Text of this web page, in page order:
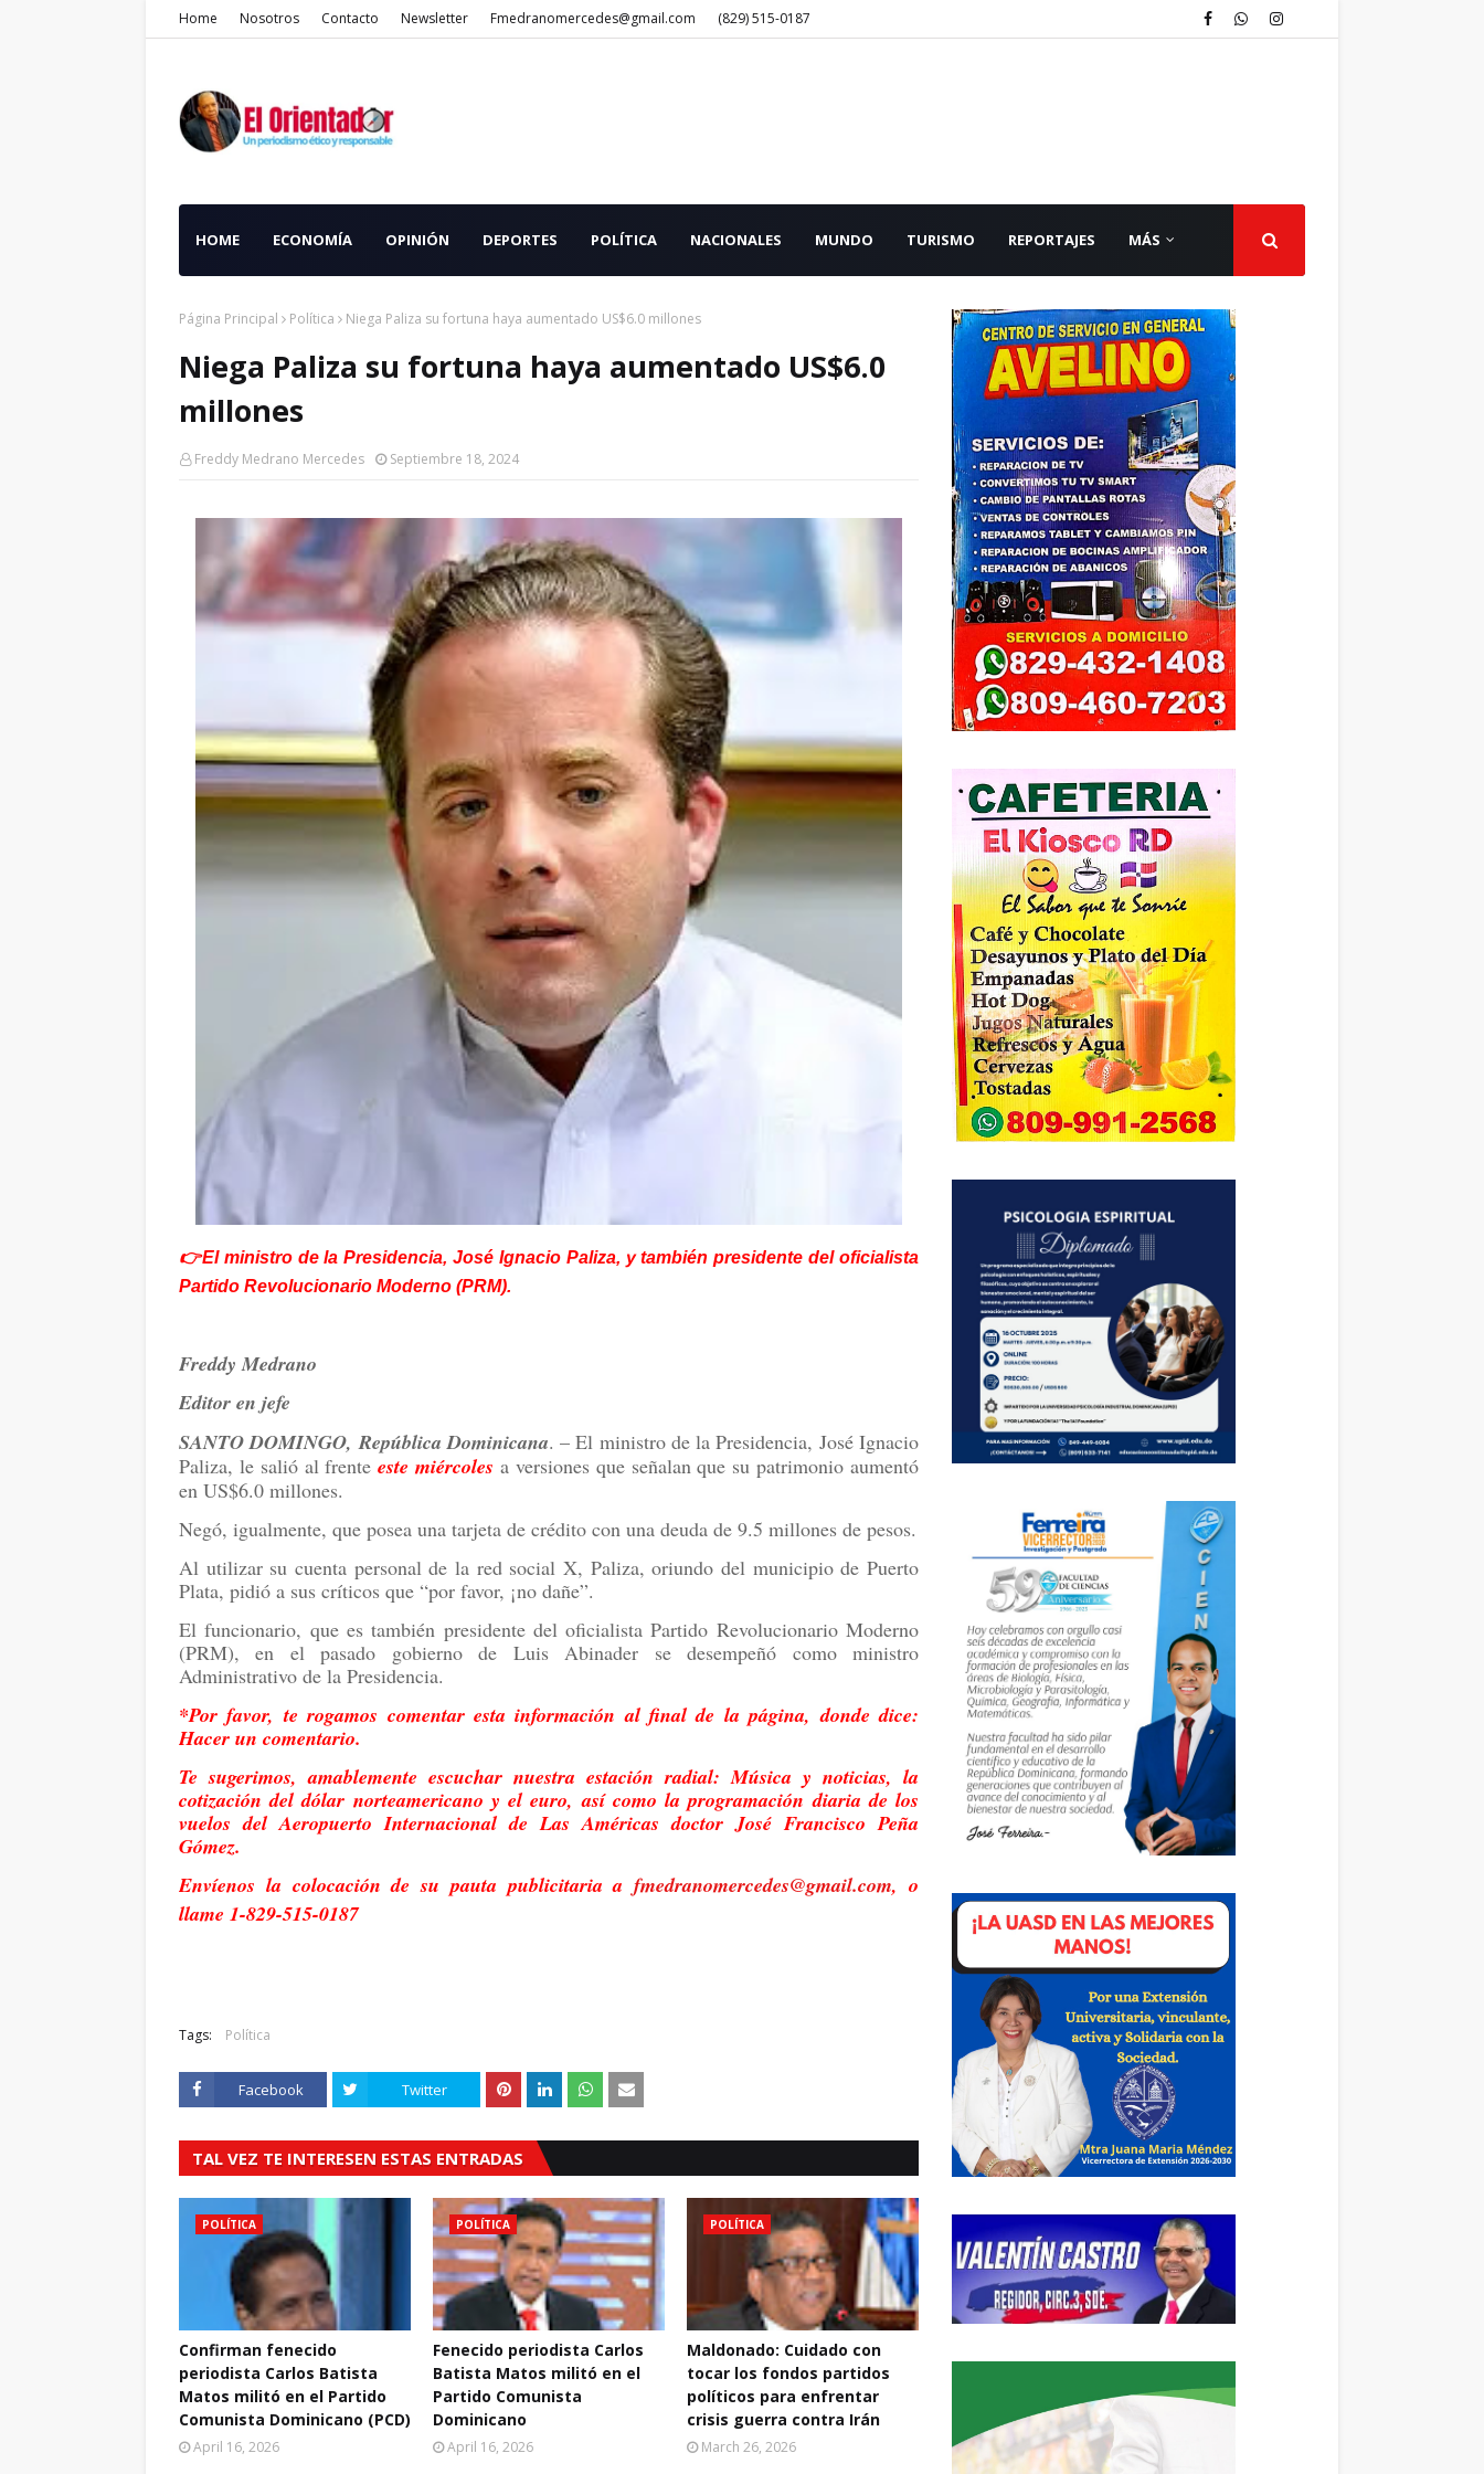
Home Nosotros Contacto Newsletter Fmedranomercedes@gmail.com (829) 515-0187
HOME ECONOMÍA OPINIÓN DEPORTES POLÍTICA NACIONALES MUNDO TURISMO REPORTAJES MÁS
Página Principal Política Niega Paliza su fortuna haya aumentado US$6.0 millones
Niega Paliza su fortuna haya aumentado US$6.0
millones
Freddy Medrano Mercedes Septiembre 18, 2024
👉El ministro de la Presidencia, José Ignacio Paliza, y también presidente del oficialista
Partido Revolucionario Moderno (PRM).
Freddy Medrano
Editor en jefe
SANTO DOMINGO, República Dominicana. – El ministro de la Presidencia, José Ignacio
Paliza, le salió al frenteeste miércoles a versiones que señalan que su patrimonio aumentó
en US$6.0 millones.
Negó, igualmente, que posea una tarjeta de crédito con una deuda de 9.5 millones de pesos.
Al utilizar su cuenta personal de la red social X, Paliza, oriundo del municipio de Puerto
Plata, pidió a sus críticos que “por favor, ¡no dañe”.
El funcionario, que es también presidente del oficialista Partido Revolucionario Moderno
(PRM), en el pasado gobierno de Luis Abinader se desempeñó como ministro
Administrativo de la Presidencia.
*Por favor, te rogamos comentar esta información al final de la página, donde dice:
Hacer un comentario.
Te sugerimos, amablemente escuchar nuestra estación radial: Música y noticias, la
cotización del dólar norteamericano y el euro, así como la programación diaria de los
vuelos del Aeropuerto Internacional de Las Américas doctor José Francisco Peña
Gómez.
Envíenos la colocación de su pauta publicitaria afmedranomercedes@gmail.com, o
llame 1-829-515-0187
Tags: Política
Facebook Twitter
TAL VEZ TE INTERESEN ESTAS ENTRADAS
POLÍTICA
Confirman fenecido
periodista Carlos Batista
Matos militó en el Partido
Comunista Dominicano (PCD)
April 16, 2026
POLÍTICA
Fenecido periodista Carlos
Batista Matos militó en el
Partido Comunista
Dominicano
April 16, 2026
POLÍTICA
Maldonado: Cuidado con
tocar los fondos partidos
políticos para enfrentar
crisis guerra contra Irán
March 26, 2026